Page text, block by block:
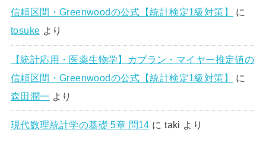
信頼区間・Greenwoodの公式【統計検定1級対策】
に
tosuke より
【統計応用・医薬生物学】カプラン・マイヤー推定値の
信頼区間・Greenwoodの公式【統計検定1級対策】
に
森田潤一 より
現代数理統計学の基礎 5章 問14 にtaki より